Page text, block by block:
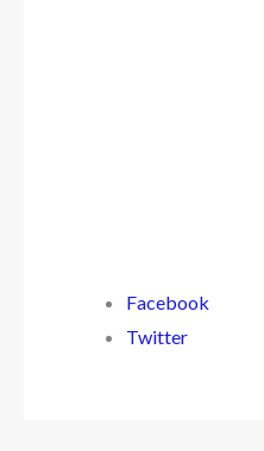
Facebook
Twitter